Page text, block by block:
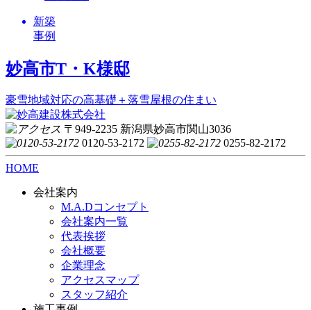
新築
事例
妙高市T・K様邸
豪雪地域対応の高基礎＋落雪屋根の住まい
〒949-2235 新潟県妙高市関山3036
0120-53-2172
0255-82-2172
HOME
会社案内
M.A.Dコンセプト
会社案内一覧
代表挨拶
会社概要
企業理念
アクセスマップ
スタッフ紹介